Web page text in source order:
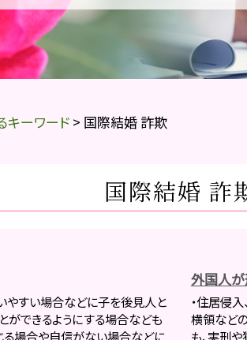
キーワード > 国際結婚 詐欺
国際結婚 詐
やすい場合などに子を後見人と
ができるようにする場合なども
る場合や自信がない場合などに
外国人が
・住居侵入
横領など
も、実刑